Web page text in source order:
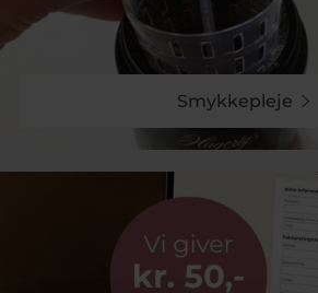
Smykkepleje